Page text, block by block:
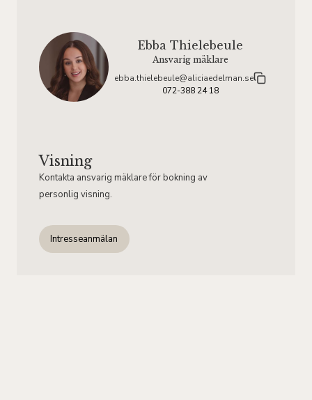
Ebba Thielebeule
Ansvarig mäklare
ebba.thielebeule@aliciaedelman.se
072-388 24 18
Visning
Kontakta ansvarig mäklare för bokning av
personlig visning.
Intresseanmälan